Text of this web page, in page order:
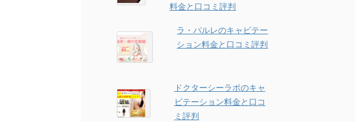
料金と口コミ評判
ラ・パルレのキャビテー
ション料金と口コミ評判
ドクターシーラボのキャ
ビテーション料金と口コ
ミ評判